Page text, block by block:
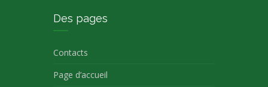
Des pages
Contacts
Page d’accueil